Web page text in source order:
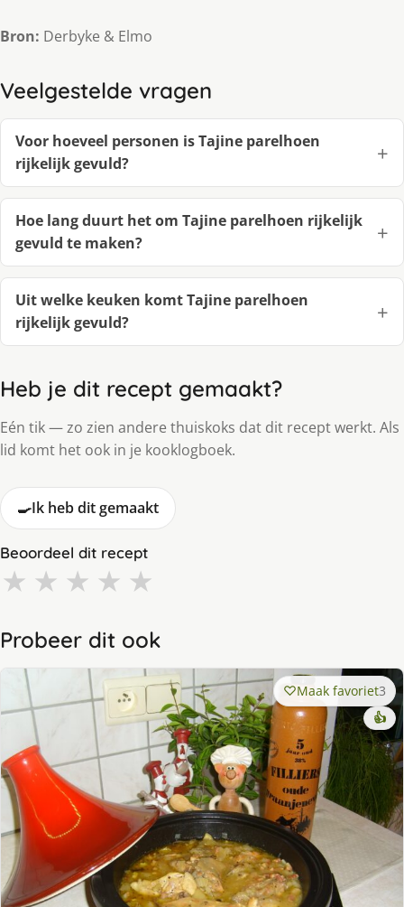
Bron: Derbyke & Elmo
Veelgestelde vragen
Voor hoeveel personen is Tajine parelhoen
rijkelijk gevuld?
Hoe lang duurt het om Tajine parelhoen rijkelijk
gevuld te maken?
Uit welke keuken komt Tajine parelhoen
rijkelijk gevuld?
Heb je dit recept gemaakt?
Eén tik — zo zien andere thuiskoks dat dit recept werkt. Als
lid komt het ook in je kooklogboek.
🍳Ik heb dit gemaakt
Beoordeel dit recept
★ ★ ★ ★ ★
Probeer dit ook
Maak favoriet3
👍